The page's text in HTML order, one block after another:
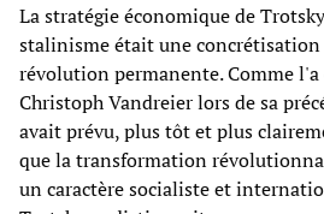
La stratégie économique de
stalinisme était une concrétisation
révolution permanente. Comme l'a
Christoph Vandreier lors de sa
avait prévu, plus tôt et plus
que la transformation
un caractère socialiste et